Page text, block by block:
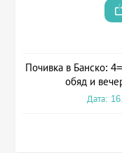
Почивка в Банско:
обяд и
Дата: